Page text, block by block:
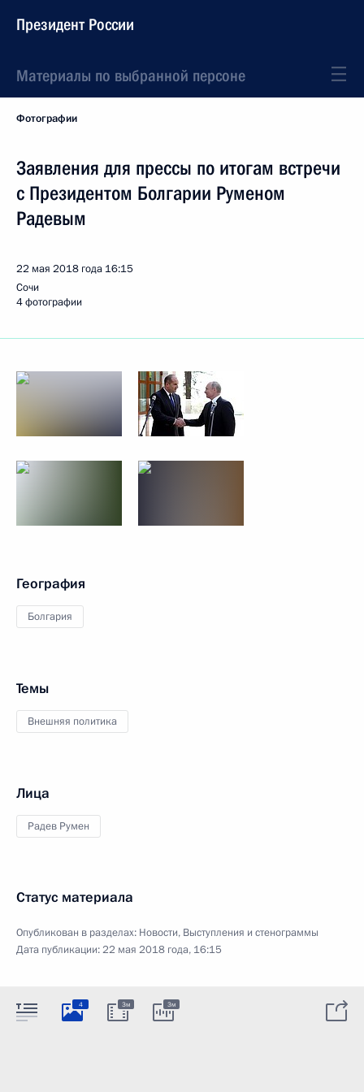
Президент России
Материалы по выбранной персоне
Фотографии
Заявления для прессы по итогам встречи
с Президентом Болгарии Руменом
Радевым
22 мая 2018 года 16:15
Сочи
4 фотографии
География
Болгария
Темы
Внешняя политика
Лица
Радев Румен
Статус материала
Опубликован в разделах: Новости, Выступления и стенограммы
Дата публикации:22 мая 2018 года, 16:15
4 3м 3м